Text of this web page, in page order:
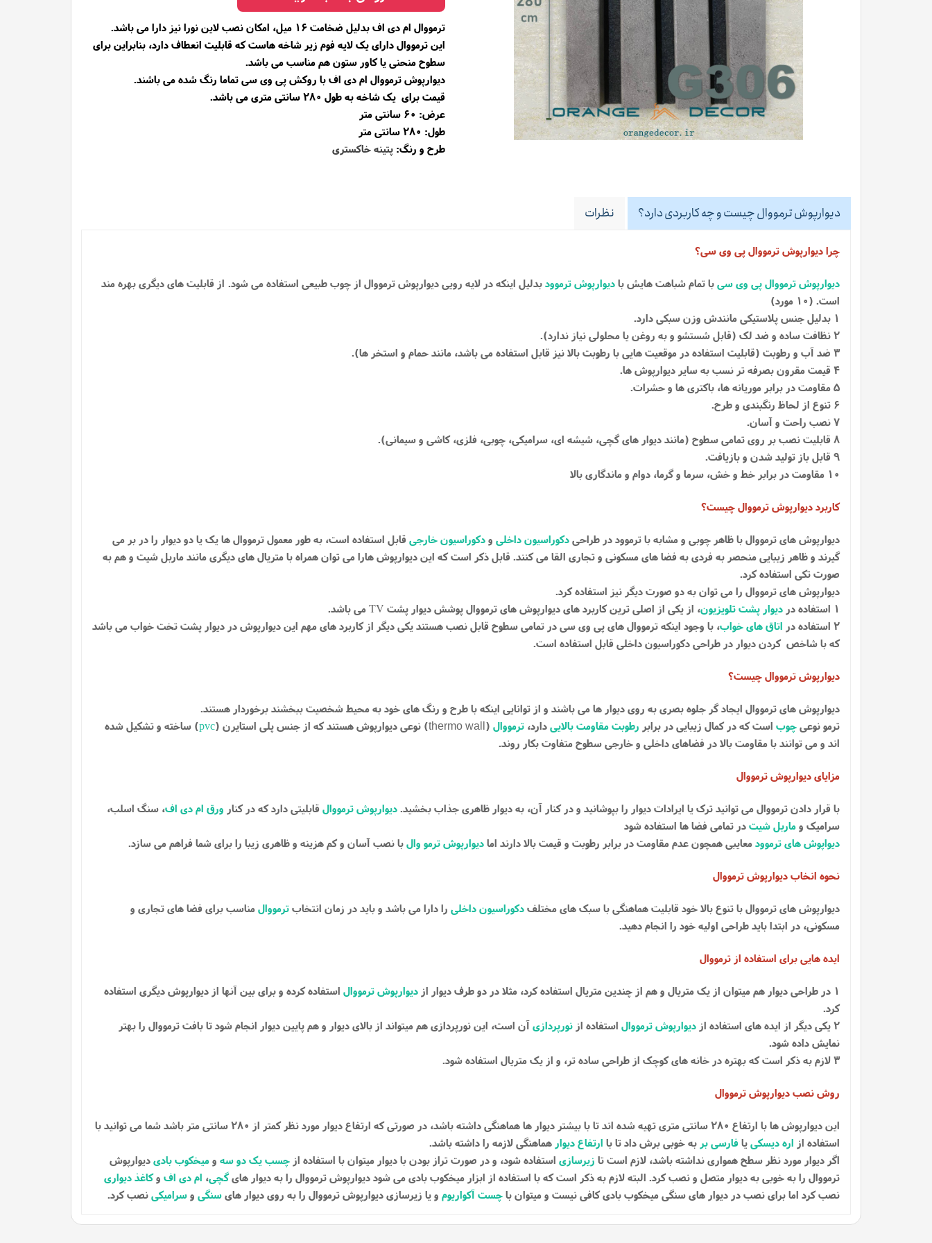
ترمووال ام دی اف بدلیل ضخامت ۱۶ میل، امکان نصب لاین نورا نیز دارا می باشد.
این ترمووال دارای یک لایه فوم زیر شاخه هاست که قابلیت انعطاف دارد، بنابراین برای
سطوح منحنی یا کاور ستون هم مناسب می باشد.
دیوارپوش ترمووال ام دی اف با روکش پی وی سی تماما رنگ شده می باشند.
قیمت برای یک شاخه به طول 280 سانتی متری می باشد.
عرض: 6۰ سانتی متر
طول: 280 سانتی متر
طرح و رنگ: پتینه خاکستری
دیوارپوش ترمووال چیست و چه کاربردی دارد؟ نظرات
چرا دیوارپوش ترمووال پی وی سی؟
دیوارپوش ترمووال پی وی سیبا تمام شباهت هایش بادیوارپوش ترموودبدلیل اینکه در لایه رویی دیوارپوش ترمووال از چوب طبیعی استفاده می شود. از قابلیت های دیگری بهره مند
است. (10 مورد)
1 بدلیل جنس پلاستیکی مانندش وزن سبکی دارد.
2 نظافت ساده و ضد لک (قابل شستشو و به روغن یا محلولی نیاز ندارد).
3 ضد آب و رطوبت (قابلیت استفاده در موقعیت هایی با رطوبت بالا نیز قابل استفاده می باشد، مانند حمام و استخر ها).
4 قیمت مقرون بصرفه تر نسب به سایر دیوارپوش ها.
5 مقاومت در برابر موریانه ها، باکتری ها و حشرات.
6 تنوع از لحاظ رنگبندی و طرح.
7 نصب راحت و آسان.
8 قابلیت نصب بر روی تمامی سطوح (مانند دیوار های گچی، شیشه ای، سرامیکی، چوبی، فلزی، کاشی و سیمانی).
9 قابل باز تولید شدن و بازیافت.
10 مقاومت در برابر خط و خش، سرما و گرما، دوام و ماندگاری بالا
کاربرد دیوارپوش ترمووال چیست؟
دیوارپوش های ترمووال با ظاهر چوبی و مشابه با ترموود در طراحیدکوراسیون داخلی ودکوراسیون خارجی قابل استفاده است، به طور معمول ترمووال ها یک یا دو دیوار را در بر می
گیرند و ظاهر زیبایی منحصر به فردی به فضا های مسکونی و تجاری القا می کنند. قابل ذکر است که این دیوارپوش هارا می توان همراه با متریال های دیگری مانند ماربل شیت و هم به
صورت تکی استفاده کرد.
دیوارپوش های ترمووال را می توان به دو صورت دیگر نیز استفاده کرد.
1 استفاده در
دیوار پشت تلویزیون، از یکی از اصلی ترین کاربرد های دیوارپوش های ترمووال پوشش دیوار پشت TVمی باشد.
2 استفاده در
اتاق های خواب، با وجود اینکه ترمووال های پی وی سی در تمامی سطوح قابل نصب هستند یکی دیگر از کاربرد های مهم این دیوارپوش در دیوار پشت تخت خواب می باشد
که با شاخص کردن دیوار در طراحی دکوراسیون داخلی قابل استفاده است.
دیوارپوش ترمووال چیست؟
دیوارپوش های ترمووال ایجاد گر جلوه بصری به روی دیوار ها می باشند و از توانایی اینکه با طرح و رنگ های خود به محیط شخصیت ببخشند برخوردار هستند.
ترمو نوعیچوب است که در کمال زیبایی در برابر رطوبت مقاومت بالاییدارد، ترمووال (
thermo wall) نوعی دیوارپوش هستند که از جنس پلی استایرن (pvc) ساخته و تشکیل شده
اند و می توانند با مقاومت بالا در فضاهای داخلی و خارجی سطوح متفاوت بکار روند.
مزایای دیوارپوش ترمووال
با قرار دادن ترمووال می توانید ترک یا ایرادات دیوار را بپوشانید و در کنار آن، به دیوار ظاهری جذاب بخشید.دیوارپوش ترمووال قابلیتی دارد که در کنار ورق ام دی اف، سنگ اسلب،
سرامیک وماربل شیتدر تمامی فضا ها استفاده شود
دیواپوش های ترموودمعایبی همچون عدم مقاومت در برابر رطوبت و قیمت بالا دارند امادیوارپوش ترمو والبا نصب آسان و کم هزینه و ظاهری زیبا را برای شما فراهم می سازد.
نحوه انخاب دیوارپوش ترمووال
دیوارپوش های ترمووال با تنوع بالا خود قابلیت هماهنگی با سبک های مختلفدکوراسیون داخلی را دارا می باشد و باید در زمان انتخابترمووالمناسب برای فضا های تجاری و
مسکونی، در ابتدا باید طراحی اولیه خود را انجام دهید.
ایده هایی برای استفاده از ترمووال
1 در طراحی دیوار هم میتوان از یک متریال و هم از چندین متریال استفاده کرد، مثلا در دو طرف دیوار از
دیوارپوش ترمووال استفاده کرده و برای بین آنها از دیوارپوش دیگری استفاده
کرد.
2 یکی دیگر از ایده های استفاده از
دیوارپوش ترمووال استفاده از نورپردازیآن است، این نورپردازی هم میتواند از بالای دیوار و هم پایین دیوار انجام شود تا بافت ترمووال را بهتر
نمایش داده شود.
3 لازم به ذکر است که بهتره در خانه های کوچک از طراحی ساده تر، و از یک متریال استفاده شود.
روش نصب دیوارپوش ترمووال
این دیوارپوش ها با ارتفاع 280 سانتی متری تهیه شده اند تا با بیشتر دیوار ها هماهنگی داشته باشد، در صورتی که ارتفاع دیوار مورد نظر کمتر از 280 سانتی متر باشد شما می توانید با
استفاده از اره دیسکییافارسی بر به خوبی برش داد تا با ارتفاع دیوار هماهنگی لازمه را داشته باشد.
اگر دیوار مورد نظر سطح همواری نداشته باشد، لازم است تا زیرسازی استفاده شود، و در صورت تراز بودن با دیوار میتوان با استفاده از چسب یک دو سه ومیخکوب بادیدیوارپوش
ترمووال را به خوبی به دیوار متصل و نصب کرد. البته لازم به ذکر است که با استفاده از ابزار میخکوب بادی می شود دیوارپوش ترمووال را به دیوار هایگچی، ام دی اف وکاغذ دیواری
نصب کرد اما برای نصب در دیوار های سنگی میخکوب بادی کافی نیست و میتوان باچست آکواریوم و یا زیرسازی دیوارپوش ترمووال را به روی دیوار هایسنگی وسرامیکینصب کرد.